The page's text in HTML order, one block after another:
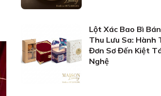
Lột Xác Bao Bì
Thu Lưu Sa: Hành
Đơn Sơ Đến Kiệt
Nghệ